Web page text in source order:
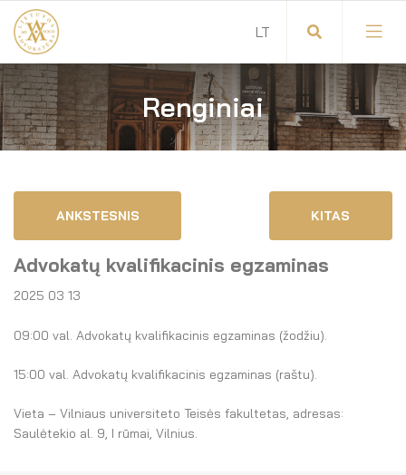
Visuotinis advokatų susirinkimas
Advokatų tarybos pirmininkas
Advokatų taryba
Komitetai
Garbės teismas
Savitarna
Savivaldos teisės aktai
Dokumentų atmintinė
El. parduotuvė
EN
Renginiai
ANKSTESNIS KITAS
Advokatų kvalifikacinis egzaminas
2025 03 13
09:00 val. Advokatų kvalifikacinis egzaminas (žodžiu).
15:00 val. Advokatų kvalifikacinis egzaminas (raštu).
Vieta – Vilniaus universiteto Teisės fakultetas, adresas:
Saulėtekio al. 9, I rūmai, Vilnius.